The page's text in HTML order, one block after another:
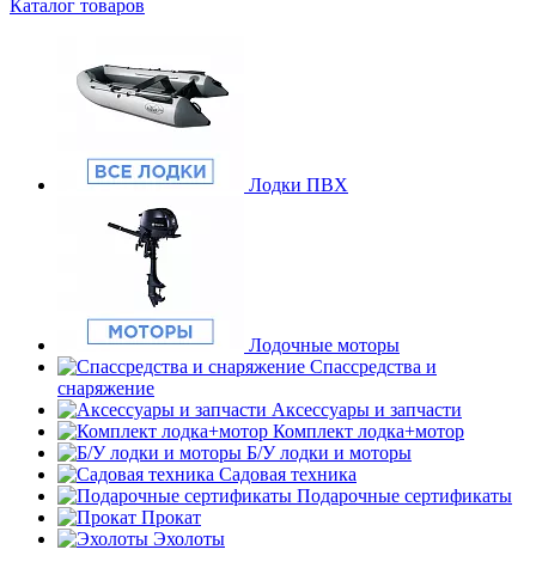
Каталог товаров
Лодки ПВХ
Лодочные моторы
Спассредства и
снаряжение
Аксессуары и запчасти
Комплект лодка+мотор
Б/У лодки и моторы
Садовая техника
Подарочные сертификаты
Прокат
Эхолоты